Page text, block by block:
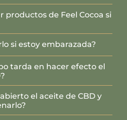
productos de Feel Cocoa si
si estoy embarazada?
tarda en hacer efecto el
el aceite de CBD y